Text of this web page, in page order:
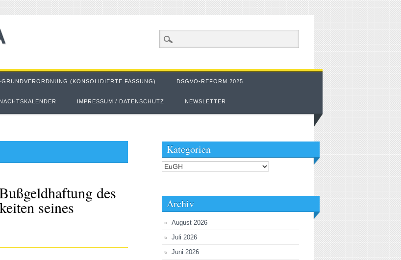
GRUNDVERORDNUNG (KONSOLIDIERTE FASSUNG) DSGVO-REFORM 2025
IMPRESSUM / DATENSCHUTZ NEWSLETTER
des
seines
Kategorien
Kategorien
Archiv
August 2026
Juli 2026
Juni 2026